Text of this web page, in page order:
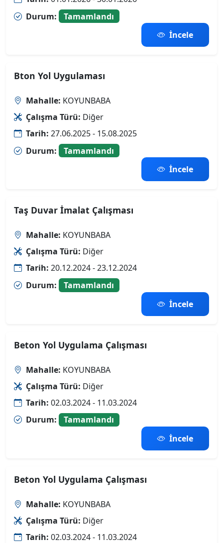
Durum:
Tamamlandı
İncele
Bton Yol Uygulaması
Mahalle: KOYUNBABA
Çalışma Türü: Diğer
Tarih: 27.06.2025 - 15.08.2025
Durum:
Tamamlandı
İncele
Taş Duvar İmalat Çalışması
Mahalle: KOYUNBABA
Çalışma Türü: Diğer
Tarih: 20.12.2024 - 23.12.2024
Durum:
Tamamlandı
İncele
Beton Yol Uygulama Çalışması
Mahalle: KOYUNBABA
Çalışma Türü: Diğer
Tarih: 02.03.2024 - 11.03.2024
Durum:
Tamamlandı
İncele
Beton Yol Uygulama Çalışması
Mahalle: KOYUNBABA
Çalışma Türü: Diğer
Tarih: 02.03.2024 - 11.03.2024